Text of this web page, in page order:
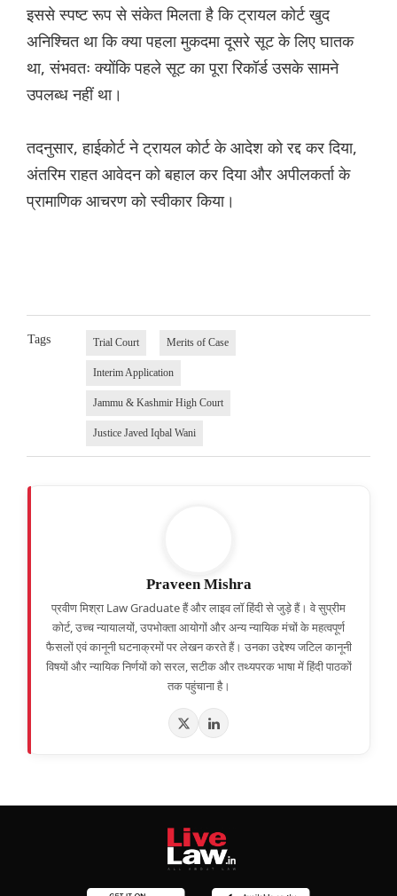
इससे स्पष्ट रूप से संकेत मिलता है कि ट्रायल कोर्ट खुद
अनिश्चित था कि क्या पहला मुकदमा दूसरे सूट के लिए घातक
था, संभवतः क्योंकि पहले सूट का पूरा रिकॉर्ड उसके सामने
उपलब्ध नहीं था।
तदनुसार, हाईकोर्ट ने ट्रायल कोर्ट के आदेश को रद्द कर दिया,
अंतरिम राहत आवेदन को बहाल कर दिया और अपीलकर्ता के
प्रामाणिक आचरण को स्वीकार किया।
Tags Trial Court Merits of Case
Interim Application
Jammu & Kashmir High Court
Justice Javed Iqbal Wani
Praveen Mishra
प्रवीण मिश्रा Law Graduate हैं और लाइव लॉ हिंदी से जुड़े हैं। वे सुप्रीम
कोर्ट, उच्च न्यायालयों, उपभोक्ता आयोगों और अन्य न्यायिक मंचों के महत्वपूर्ण
फैसलों एवं कानूनी घटनाक्रमों पर लेखन करते हैं। उनका उद्देश्य जटिल कानूनी
विषयों और न्यायिक निर्णयों को सरल, सटीक और तथ्यपरक भाषा में हिंदी पाठकों
तक पहुंचाना है।